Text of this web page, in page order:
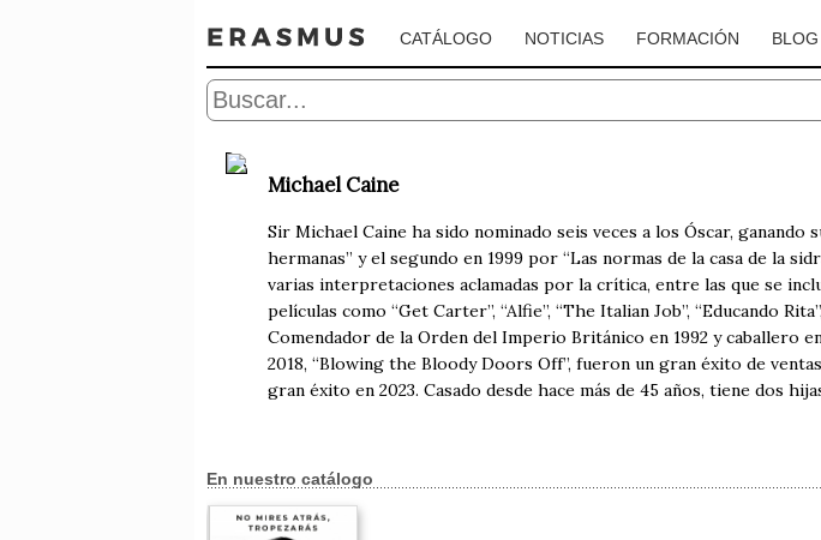
CATÁLOGO NOTICIAS FORMACIÓN BLOG
Michael Caine
Sir Michael Caine ha sido nominado seis veces a los Óscar,
hermanas” y el segundo en 1999 por “Las normas de la casa de la
varias interpretaciones aclamadas por la crítica, entre las que se
películas como “Get Carter”, “Alfie”, “The Italian Job”, “Educando
Comendador de la Orden del Imperio Británico en 1992 y caballero
2018, “Blowing the Bloody Doors Off”, fueron un gran éxito de
gran éxito en 2023. Casado desde hace más de 45 años, tiene dos
En nuestro catálogo